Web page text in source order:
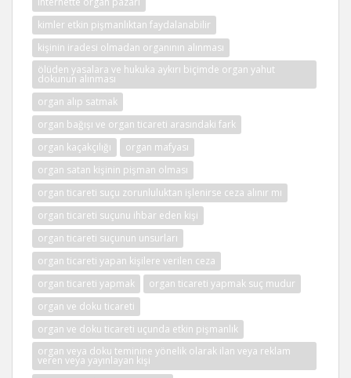
kimler etkin pişmanlıktan faydalanabilir
kişinin iradesi olmadan organının alınması
ölüden yasalara ve hukuka aykırı biçimde organ yahut
dokunun alınması
organ alıp satmak
organ bağışı ve organ ticareti arasındaki fark
organ kaçakçılığı
organ mafyası
organ satan kişinin pişman olması
organ ticareti suçu zorunluluktan işlenirse ceza alınır mı
organ ticareti suçunu ihbar eden kişi
organ ticareti suçunun unsurları
organ ticareti yapan kişilere verilen ceza
organ ticareti yapmak
organ ticareti yapmak suç mudur
organ ve doku ticareti
organ ve doku ticareti uçunda etkin pişmanlık
organ veya doku teminine yönelik olarak ilan veya reklam
veren veya yayınlayan kişi